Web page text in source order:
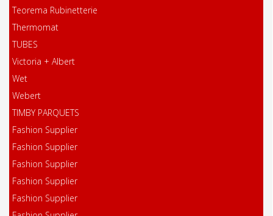
Teorema Rubinetterie
Thermomat
TUBES
Victoria + Albert
Wet
Webert
TIMBY PARQUETS
Fashion Supplier
Fashion Supplier
Fashion Supplier
Fashion Supplier
Fashion Supplier